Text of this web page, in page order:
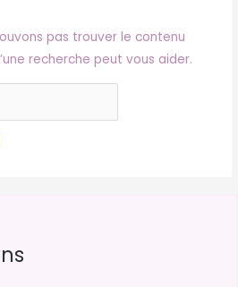
pas trouver le contenu
recherche peut vous aider.